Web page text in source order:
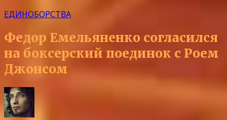
ЕДИНОБОРСТВА
Федор Емельяненко согласился
на боксерский поединок с Роем
Джонсом